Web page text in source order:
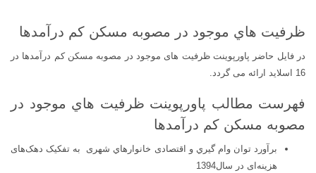
ظرفيت هاي موجود در مصوبه مسكن كم درآمدها
در فایل حاضر پاورپوینت ظرفیت های موجود در مصوبه مسکن کم درآمدها در
16 اسلاید ارائه می گردد.
فهرست مطالب پاورپوینت ظرفيت هاي موجود در
مصوبه مسكن كم درآمدها
برآورد توان وام گيري و اقتصادی خانوارهاي شهری به تفکیک دهک‌های
هزینه‌ای در سال1394